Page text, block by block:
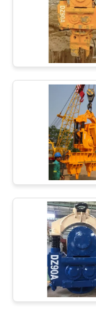
КАРТА
САЙТА
PRIVACY
POLICY